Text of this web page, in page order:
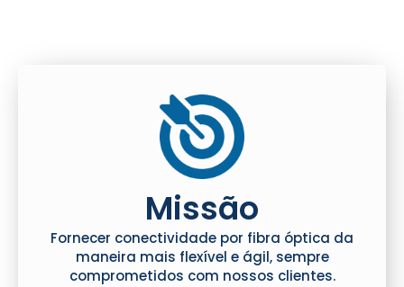
Missão
Fornecer conectividade por fibra óptica da
maneira mais flexível e ágil, sempre
comprometidos com nossos clientes.